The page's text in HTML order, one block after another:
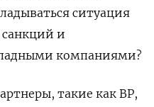
ситуация
санкций и
компаниями?
такие как BP,